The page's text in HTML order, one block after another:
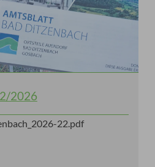
2026
22.pdf